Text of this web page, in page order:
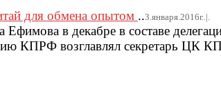
для обмена опытом ..3.января.2016г..|.
в декабре в составе
КПРФ возглавлял секретарь ЦК